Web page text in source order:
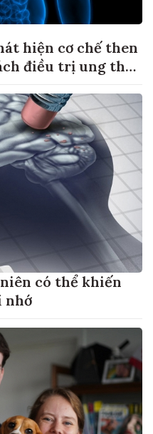
hiện cơ chế then
điều trị ung thư
có thể khiến
nhớ